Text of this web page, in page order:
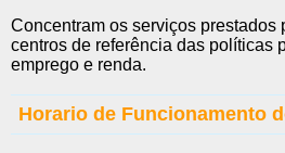
Concentram os serviços prestados
centros de referência das políticas
emprego e renda.
Horario de Funcionamento